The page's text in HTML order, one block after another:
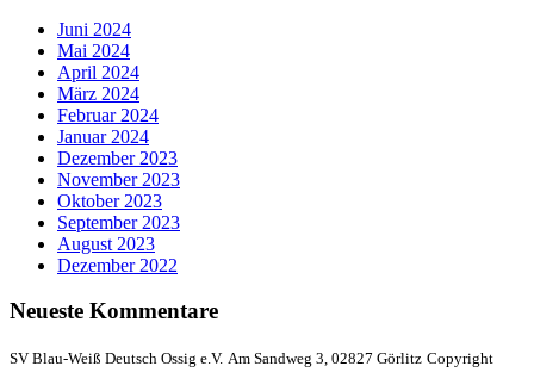
Juni 2024
Mai 2024
April 2024
März 2024
Februar 2024
Januar 2024
Dezember 2023
November 2023
Oktober 2023
September 2023
August 2023
Dezember 2022
Neueste Kommentare
SV Blau-Weiß Deutsch Ossig e.V. Am Sandweg 3, 02827 Görlitz Copyright